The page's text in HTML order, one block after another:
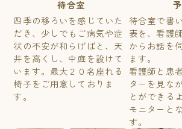
待合室
四季の移ろいを感じていた
だき、少しでもご病気や症
状の不安が和らげばと、天
井を高くし、中庭を設けて
います。最大２０名座れる
椅子をご用意しておりま
す。
待合室で書
表を、看護
からお話を
ます。
看護師と患
ターを見な
とができる
モニターと
す。